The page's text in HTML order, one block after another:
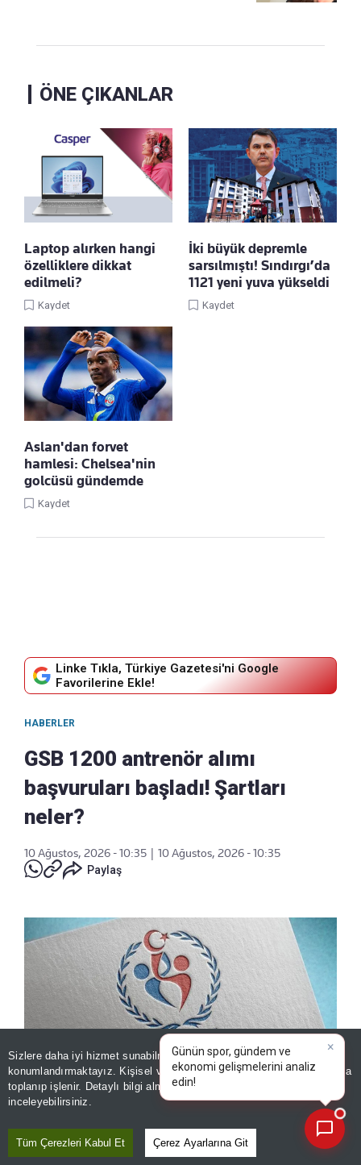
Sizlere daha iyi hizmet sunabilmek adına sitemizdeçerez
konumlandırmaktayız. Kişisel verileriniz, KVKK ve GDPR kapsamında
toplanıp işlenir. Detaylı bilgi almak için
inceleyebilirsiniz.
Tüm Çerezleri Kabul Et Çerez Ayarlarına Git
ÖNE ÇIKANLAR
Laptop alırken hangi
özelliklere dikkat
edilmeli?
Kaydet
İki büyük depremle
sarsılmıştı! Sındırgı’da
1121 yeni yuva yükseldi
Kaydet
Aslan'dan forvet
hamlesi: Chelsea'nin
golcüsü gündemde
Kaydet
Linke Tıkla, Türkiye Gazetesi'ni Google
Favorilerine Ekle!
HABERLER
GSB 1200 antrenör alımı
başvuruları başladı! Şartları
neler?
10 Ağustos, 2026 - 10:35
10 Ağustos, 2026 - 10:35
Paylaş
GSB 1200 antrenör alımı başvuruları başladı! Şartları neler?
Gençlik ve Spor Bakanlığı (GSB) 1200
Günün spor, gündem ve
ekonomi gelişmelerini